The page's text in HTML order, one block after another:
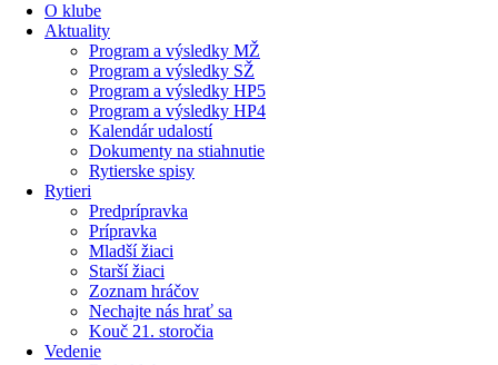
O klube
Aktuality
Program a výsledky MŽ
Program a výsledky SŽ
Program a výsledky HP5
Program a výsledky HP4
Kalendár udalostí
Dokumenty na stiahnutie
Rytierske spisy
Rytieri
Predprípravka
Prípravka
Mladší žiaci
Starší žiaci
Zoznam hráčov
Nechajte nás hrať sa
Kouč 21. storočia
Vedenie